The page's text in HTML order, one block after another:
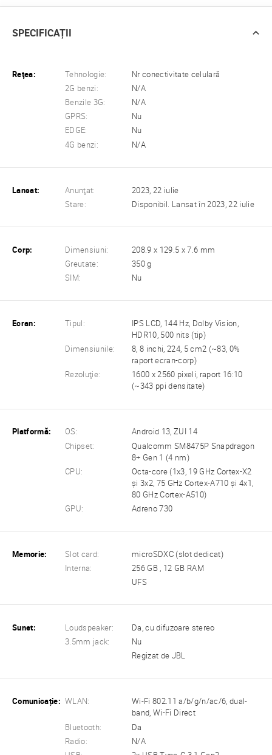
SPECIFICAȚII
Reţea: Tehnologie:
Nr conectivitate celulară
2G benzi:
N/A
Benzile 3G:
N/A
GPRS:
Nu
EDGE:
Nu
4G benzi:
N/A
Lansat: Anunţat:
2023, 22 iulie
Stare:
Disponibil. Lansat în 2023, 22 iulie
Corp: Dimensiuni:
208.9 x 129.5 x 7.6 mm
Greutate:
350 g
SIM:
Nu
Ecran: Tipul:
IPS LCD, 144 Hz, Dolby Vision,
HDR10, 500 nits (tip)
Dimensiunile:
8, 8 inchi, 224, 5 cm2 (~83, 0%
raport ecran-corp)
Rezoluţie:
1600 x 2560 pixeli, raport 16:10
(~343 ppi densitate)
Platformă: OS:
Android 13, ZUI 14
Chipset:
Qualcomm SM8475P Snapdragon
8+ Gen 1 (4 nm)
CPU:
Octa-core (1x3, 19 GHz Cortex-X2
și 3x2, 75 GHz Cortex-A710 și 4x1,
80 GHz Cortex-A510)
GPU:
Adreno 730
Memorie: Slot card:
microSDXC (slot dedicat)
Interna:
256 GB , 12 GB RAM
UFS
Sunet: Loudspeaker:
Da, cu difuzoare stereo
3.5mm jack:
Nu
Regizat de JBL
Comunicație: WLAN:
Wi-Fi 802.11 a/b/g/n/ac/6, dual-
band, Wi-Fi Direct
Bluetooth:
Da
Radio:
N/A